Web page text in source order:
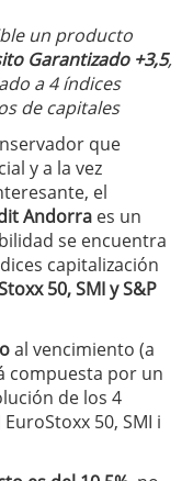
un producto
Garantizado +3,5,
a 4 índices
de capitales
que
y a la vez
el
Andorra es un
se encuentra
capitalización
50, SMI y S&P
al vencimiento (a
compuesta por un
de los 4
50, SMI i